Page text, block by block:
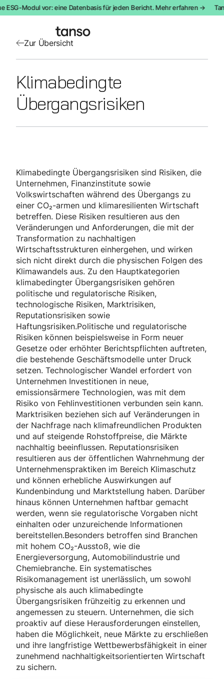
Zur Übersicht
Klimabedingte
Übergangsrisiken
Klimabedingte Übergangsrisiken sind Risiken, die
Unternehmen, Finanzinstitute sowie
Volkswirtschaften während des Übergangs zu
einer CO₂-armen und klimaresilienten Wirtschaft
betreffen. Diese Risiken resultieren aus den
Veränderungen und Anforderungen, die mit der
Transformation zu nachhaltigen
Wirtschaftsstrukturen einhergehen, und wirken
sich nicht direkt durch die physischen Folgen des
Klimawandels aus. Zu den Hauptkategorien
klimabedingter Übergangsrisiken gehören
politische und regulatorische Risiken,
technologische Risiken, Marktrisiken,
Reputationsrisiken sowie
Haftungsrisiken.Politische und regulatorische
Risiken können beispielsweise in Form neuer
Gesetze oder erhöhter Berichtspflichten auftreten,
die bestehende Geschäftsmodelle unter Druck
setzen. Technologischer Wandel erfordert von
Unternehmen Investitionen in neue,
emissionsärmere Technologien, was mit dem
Risiko von Fehlinvestitionen verbunden sein kann.
Marktrisiken beziehen sich auf Veränderungen in
der Nachfrage nach klimafreundlichen Produkten
und auf steigende Rohstoffpreise, die Märkte
nachhaltig beeinflussen. Reputationsrisiken
resultieren aus der öffentlichen Wahrnehmung der
Unternehmenspraktiken im Bereich Klimaschutz
und können erhebliche Auswirkungen auf
Kundenbindung und Marktstellung haben. Darüber
hinaus können Unternehmen haftbar gemacht
werden, wenn sie regulatorische Vorgaben nicht
einhalten oder unzureichende Informationen
bereitstellen.Besonders betroffen sind Branchen
mit hohem CO₂-Ausstoß, wie die
Energieversorgung, Automobilindustrie und
Chemiebranche. Ein systematisches
Risikomanagement ist unerlässlich, um sowohl
physische als auch klimabedingte
Übergangsrisiken frühzeitig zu erkennen und
angemessen zu steuern. Unternehmen, die sich
proaktiv auf diese Herausforderungen einstellen,
haben die Möglichkeit, neue Märkte zu erschließen
und ihre langfristige Wettbewerbsfähigkeit in einer
zunehmend nachhaltigkeitsorientierten Wirtschaft
zu sichern.
ESG-Modul vor: eine Datenbasis für jeden Bericht. Mehr erfahren →